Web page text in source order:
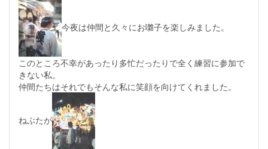
今夜は仲間と久々にお囃子を楽しみました。
このところ不幸があったり多忙だったりで全く練習に参加で
きない私。
仲間たちはそれでもそんな私に笑顔を向けてくれました。
ねぶたが